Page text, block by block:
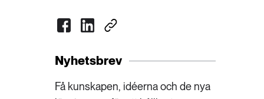
Nyhetsbrev
Få kunskapen, idéerna och de nya